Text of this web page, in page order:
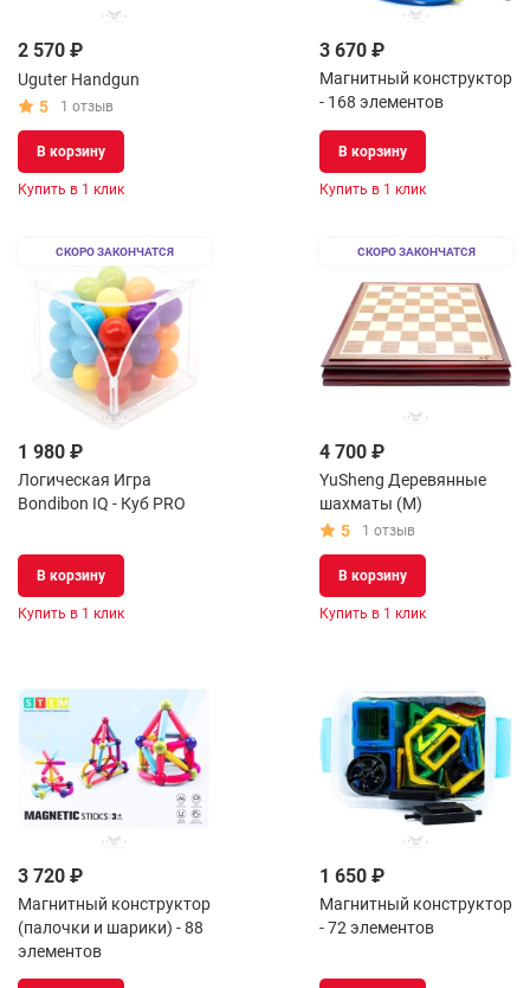
2 570 ₽
Uguter Handgun
5
1 отзыв
В корзину
Купить в 1 клик
3 670 ₽
Магнитный конструктор
- 168 элементов
В корзину
Купить в 1 клик
СКОРО ЗАКОНЧАТСЯ
1 980 ₽
Логическая Игра
Bondibon IQ - Куб PRO
В корзину
Купить в 1 клик
СКОРО ЗАКОНЧАТСЯ
4 700 ₽
YuSheng Деревянные
шахматы (M)
5
1 отзыв
В корзину
Купить в 1 клик
3 720 ₽
Магнитный конструктор
(палочки и шарики) - 88
элементов
1 650 ₽
Магнитный конструктор
- 72 элементов